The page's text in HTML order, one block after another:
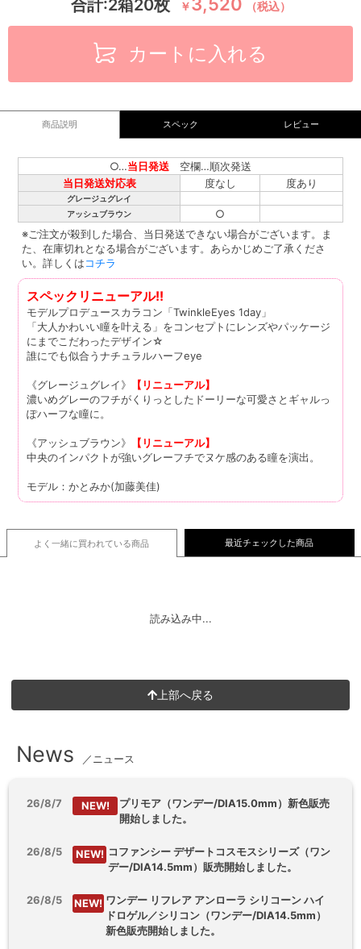
合計:2箱20枚 ￥3,520 （税込）
カートに入れる
商品説明 スペック レビュー
○…当日発送 空欄…順次発送
当日発送対応表
度なし 度あり
グレージュグレイ
アッシュブラウン
○
※ご注文が殺到した場合、当日発送できない場合がございます。ま
た、在庫切れとなる場合がございます。あらかじめご了承くださ
い。詳しくはコチラ
スペックリニューアル!!
モデルプロデュースカラコン「TwinkleEyes 1day」
「大人かわいい瞳を叶える」をコンセプトにレンズやパッケージ
にまでこだわったデザイン☆
誰にでも似合うナチュラルハーフeye
《グレージュグレイ》
【リニューアル】
濃いめグレーのフチがくりっとしたドーリーな可愛さとギャルっ
ぽハーフな瞳に。
《アッシュブラウン》
【リニューアル】
中央のインパクトが強いグレーフチでヌケ感のある瞳を演出。
モデル：かとみか(加藤美佳)
よく一緒に買われている商品 最近チェックした商品
読み込み中...
上部へ戻る
News ／ニュース
26/8/7 NEW!
プリモア（ワンデー/DIA15.0mm）新色販売
開始しました。
26/8/5 NEW! コファンシー デザートコスモスシリーズ（ワン
デー/DIA14.5mm）販売開始しました。
26/8/5 NEW! ワンデー リフレア アンローラ シリコーン ハイ
ドロゲル／シリコン（ワンデー/DIA14.5mm）
新色販売開始しました。